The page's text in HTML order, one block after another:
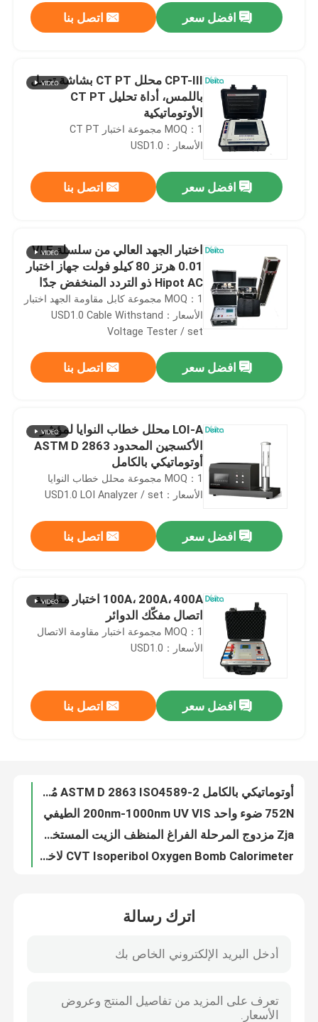
المنزل
المنتجات
فيديوهات
جولة في المعمل
رقابة جودة
معدات اختبار الحريق
افضل سعر اتصل بنا
CPT-III محلل CT PT بشاشة تعمل
باللمس، أداة تحليل CT PT
الأوتوماتيكية
MOQ：1 مجموعة اختبار CT PT
الأسعار：USD1.0
افضل سعر اتصل بنا
اختبار الجهد العالي من سلسلة VLF
0.01 هرتز 80 كيلو فولت جهاز اختبار
Hipot AC ذو التردد المنخفض جدًا
MOQ：1 مجموعة كابل مقاومة الجهد اختبار
الأسعار：USD1.0 Cable Withstand
Voltage Tester / set
افضل سعر اتصل بنا
LOI-A محلل خطاب النوايا لمؤشر
الأكسجين المحدود ASTM D 2863
أوتوماتيكي بالكامل
MOQ：1 مجموعة محلل خطاب النوايا
الأسعار：USD1.0 LOI Analyzer / set
افضل سعر اتصل بنا
100A، 200A، 400A اختبار مقاومة
اتصال مفكّك الدوائر
MOQ：1 مجموعة اختبار مقاومة الاتصال
الأسعار：USD1.0
افضل سعر اتصل بنا
VLF 0.01 هرتز اختبار الجهد العالي 80kv عدادات منخفضة جدا AC هيبوت اختبار
كاميرا بئر ماء للفحص بعمق 1000 متر تحت الأرض
مجموعة اختبار BDV-I الأساسية
BDV-II حار بيع 100kV ASTM D877 اختبار انهيار زيت المحولات
اترك رسالة